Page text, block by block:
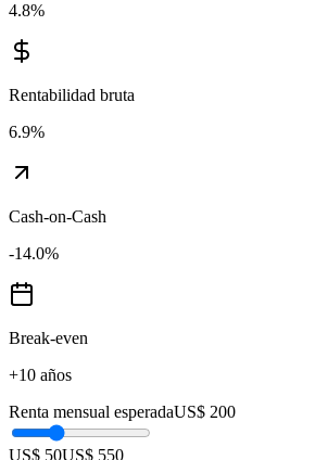
4.8%
Rentabilidad bruta
6.9%
Cash-on-Cash
-14.0%
Break-even
+10 años
Renta mensual esperadaUS$ 200
US$ 50US$ 550